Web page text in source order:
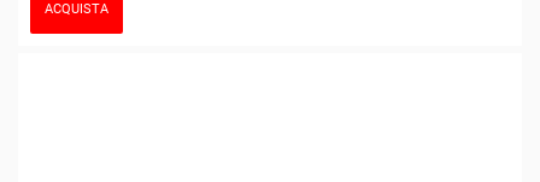
ACQUISTA